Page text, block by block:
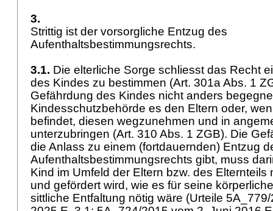
3.
Strittig ist der vorsorgliche Entzug des
Aufenthaltsbestimmungsrechts.
3.1. Die elterliche Sorge schliesst das Recht
des Kindes zu bestimmen (Art. 301a Abs. 1
Gefährdung des Kindes nicht anders
Kindesschutzbehörde es den Eltern oder,
befindet, diesen wegzunehmen und in
unterzubringen (Art. 310 Abs. 1 ZGB). Die
die Anlass zu einem (fortdauernden) Entzug
Aufenthaltsbestimmungsrechts gibt, muss
Kind im Umfeld der Eltern bzw. des Elternteils
und gefördert wird, wie es für seine
sittliche Entfaltung nötig wäre (Urteile